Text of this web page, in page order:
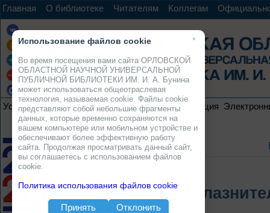
Главная О библиотеке Читателям Коллегам
Услуги Ресурсы Проекты Электронная коллекция
×
Использование файлов cookie
Во время посещения вами сайта ОРЛОВСКОЙ
ОБЛАСТНОЙ НАУЧНОЙ УНИВЕРСАЛЬНОЙ
ПУБЛИЧНОЙ БИБЛИОТЕКИ ИМ. И. А. Бунина
может использоваться общеотраслевая
технология, называемая cookie. Файлы cookie
представляют собой небольшие фрагменты
данных, которые временно сохраняются на
вашем компьютере или мобильном устройстве и
обеспечивают более эффективную работу
сайта. Продолжая просматривать данный сайт,
вы соглашаетесь с использованием файлов
cookie.
Политика использования файлов cookie
Принять Отклонить